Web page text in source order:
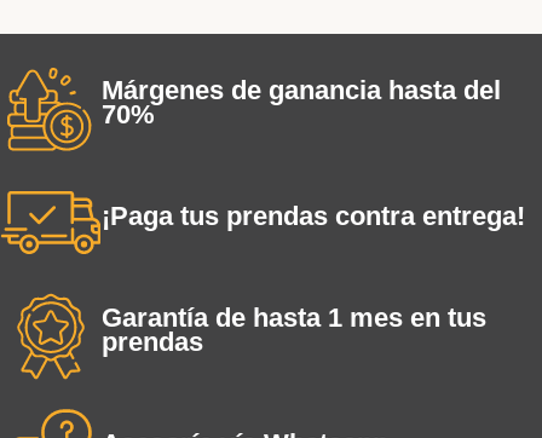
Márgenes de ganancia hasta del
70%
¡Paga tus prendas contra entrega!
Garantía de hasta 1 mes en tus
prendas